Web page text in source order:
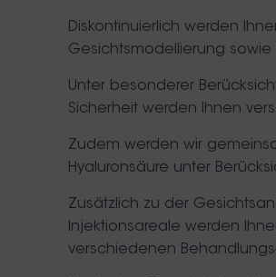
Diskontinuierlich werden
Gesichtsmodellierung sowie
Unter besonderer
Sicherheit werden Ihnen
Zudem werden wir
Hyaluronsäure unter
Zusätzlich zu der
Injektionsareale werden
verschiedenen